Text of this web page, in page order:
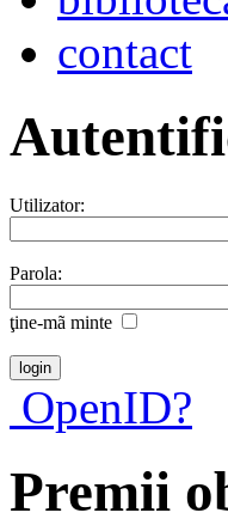
contact
Utilizator:
Parola:
ţine-mã minte
OpenID?
Premii